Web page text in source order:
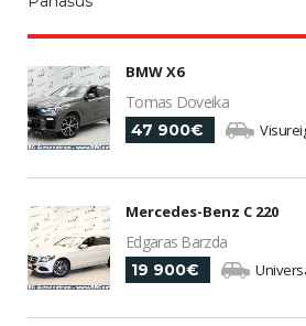
BMW X6
Tomas Doveika
47 900€
Mercedes-Benz C 220
Edgaras Barzda
19 900€